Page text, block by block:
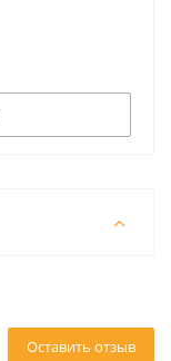
Оставить отзыв